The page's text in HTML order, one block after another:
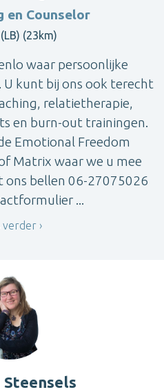
en Counselor
(23km)
waar persoonlijke
kunt bij ons ook terecht
relatietherapie,
en burn-out trainingen.
Emotional Freedom
Matrix waar we u mee
ons bellen 06-27075026
...
verder